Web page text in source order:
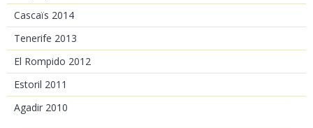
Cascaïs 2014
Tenerife 2013
El Rompido 2012
Estoril 2011
Agadir 2010